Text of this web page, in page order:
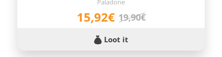
Paladone
15,92€ 19,90€
Loot it